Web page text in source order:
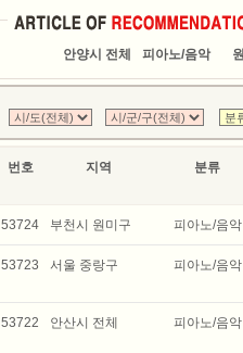
안양시 전체 피아노/음악
번호 지역 분류
53724 부천시 원미구 피아노/음악
53723 서울 중랑구 피아노/음악
53722 안산시 전체 피아노/음악